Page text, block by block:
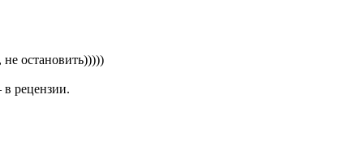
остановить)))))
рецензии.